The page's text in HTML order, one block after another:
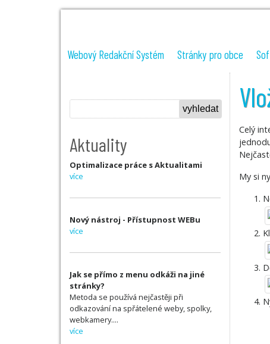
Webový Redakční Systém Stránky pro obce
Aktuality
Optimalizace práce s Aktualitami
více
Nový nástroj - Přístupnost WEBu
více
Jak se přímo z menu odkáži na jiné
stránky?
Metoda se používá nejčastěji při
odkazování na spřátelené weby, spolky,
webkamery....
více
Celý
My si